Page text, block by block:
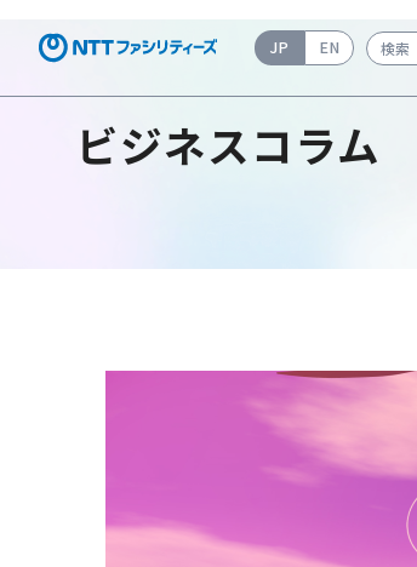
JP EN
検索
ビジネスコラム